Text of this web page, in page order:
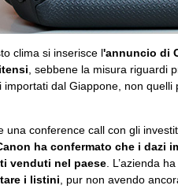
clima si inserisce l'annuncio di
, sebbene la misura riguardi
importati dal Giappone, non
una conference call con gli
ha confermato che i dazi
venduti nel paese . L’azienda
i listini , pur non avendo